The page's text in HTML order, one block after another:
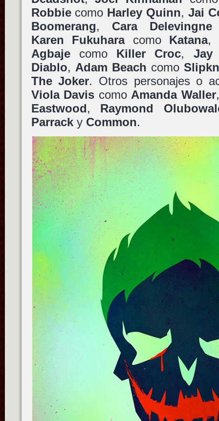
Robbiecomo Harley Quinn, Jai
Boomerang, Cara Delevingne
Karen Fukuharacomo Katana,
Agbajecomo Killer Croc, Jay
Diablo, Adam Beach como
The Joker. Otros personajes o
Viola Davis como Amanda Waller
Eastwood, Raymond
Parracky Common.